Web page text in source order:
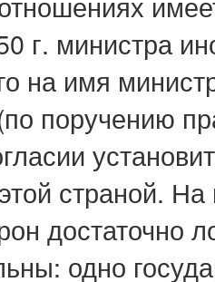
г. министра
на имя
поручению
страной.
достаточно
одно